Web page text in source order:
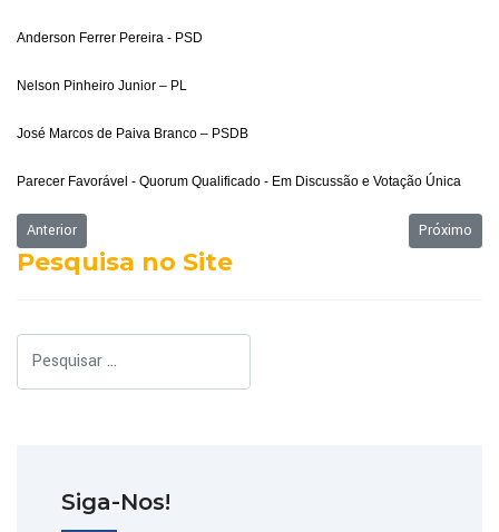
Anderson Ferrer Pereira - PSD
Nelson Pinheiro Junior – PL
José Marcos de Paiva Branco – PSDB
Parecer Favorável - Quorum Qualificado - Em Discussão e Votação Única
Artigo anterior: Ordem do Dia - 03/10/2023
Anterior Próximo
Próximo
Pesquisa no Site
Siga-Nos!